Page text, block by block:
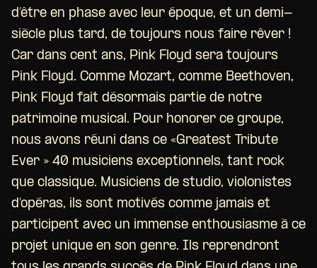
d’être en phase avec leur époque, et un demi-
siècle plus tard, de toujours nous faire rêver !
Car dans cent ans, Pink Floyd sera toujours
Pink Floyd. Comme Mozart, comme Beethoven,
Pink Floyd fait désormais partie de notre
patrimoine musical. Pour honorer ce groupe,
nous avons réuni dans ce «Greatest Tribute
Ever » 40 musiciens exceptionnels, tant rock
que classique. Musiciens de studio, violonistes
d’opéras, ils sont motivés comme jamais et
participent avec un immense enthousiasme à ce
projet unique en son genre. Ils reprendront